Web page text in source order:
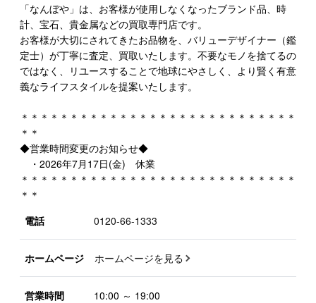
「なんぼや」は、お客様が使用しなくなったブランド品、時
計、宝石、貴金属などの買取専門店です。
お客様が大切にされてきたお品物を、バリューデザイナー（鑑
定士）が丁寧に査定、買取いたします。不要なモノを捨てるの
ではなく、リユースすることで地球にやさしく、より賢く有意
義なライフスタイルを提案いたします。
＊＊＊＊＊＊＊＊＊＊＊＊＊＊＊＊＊＊＊＊＊＊＊＊＊＊＊＊
＊＊
◆営業時間変更のお知らせ◆
・2026年7月17日(金) 休業
＊＊＊＊＊＊＊＊＊＊＊＊＊＊＊＊＊＊＊＊＊＊＊＊＊＊＊＊
＊＊
電話
0120-66-1333
ホームページ ホームページを見る
営業時間 10:00 ～ 19:00